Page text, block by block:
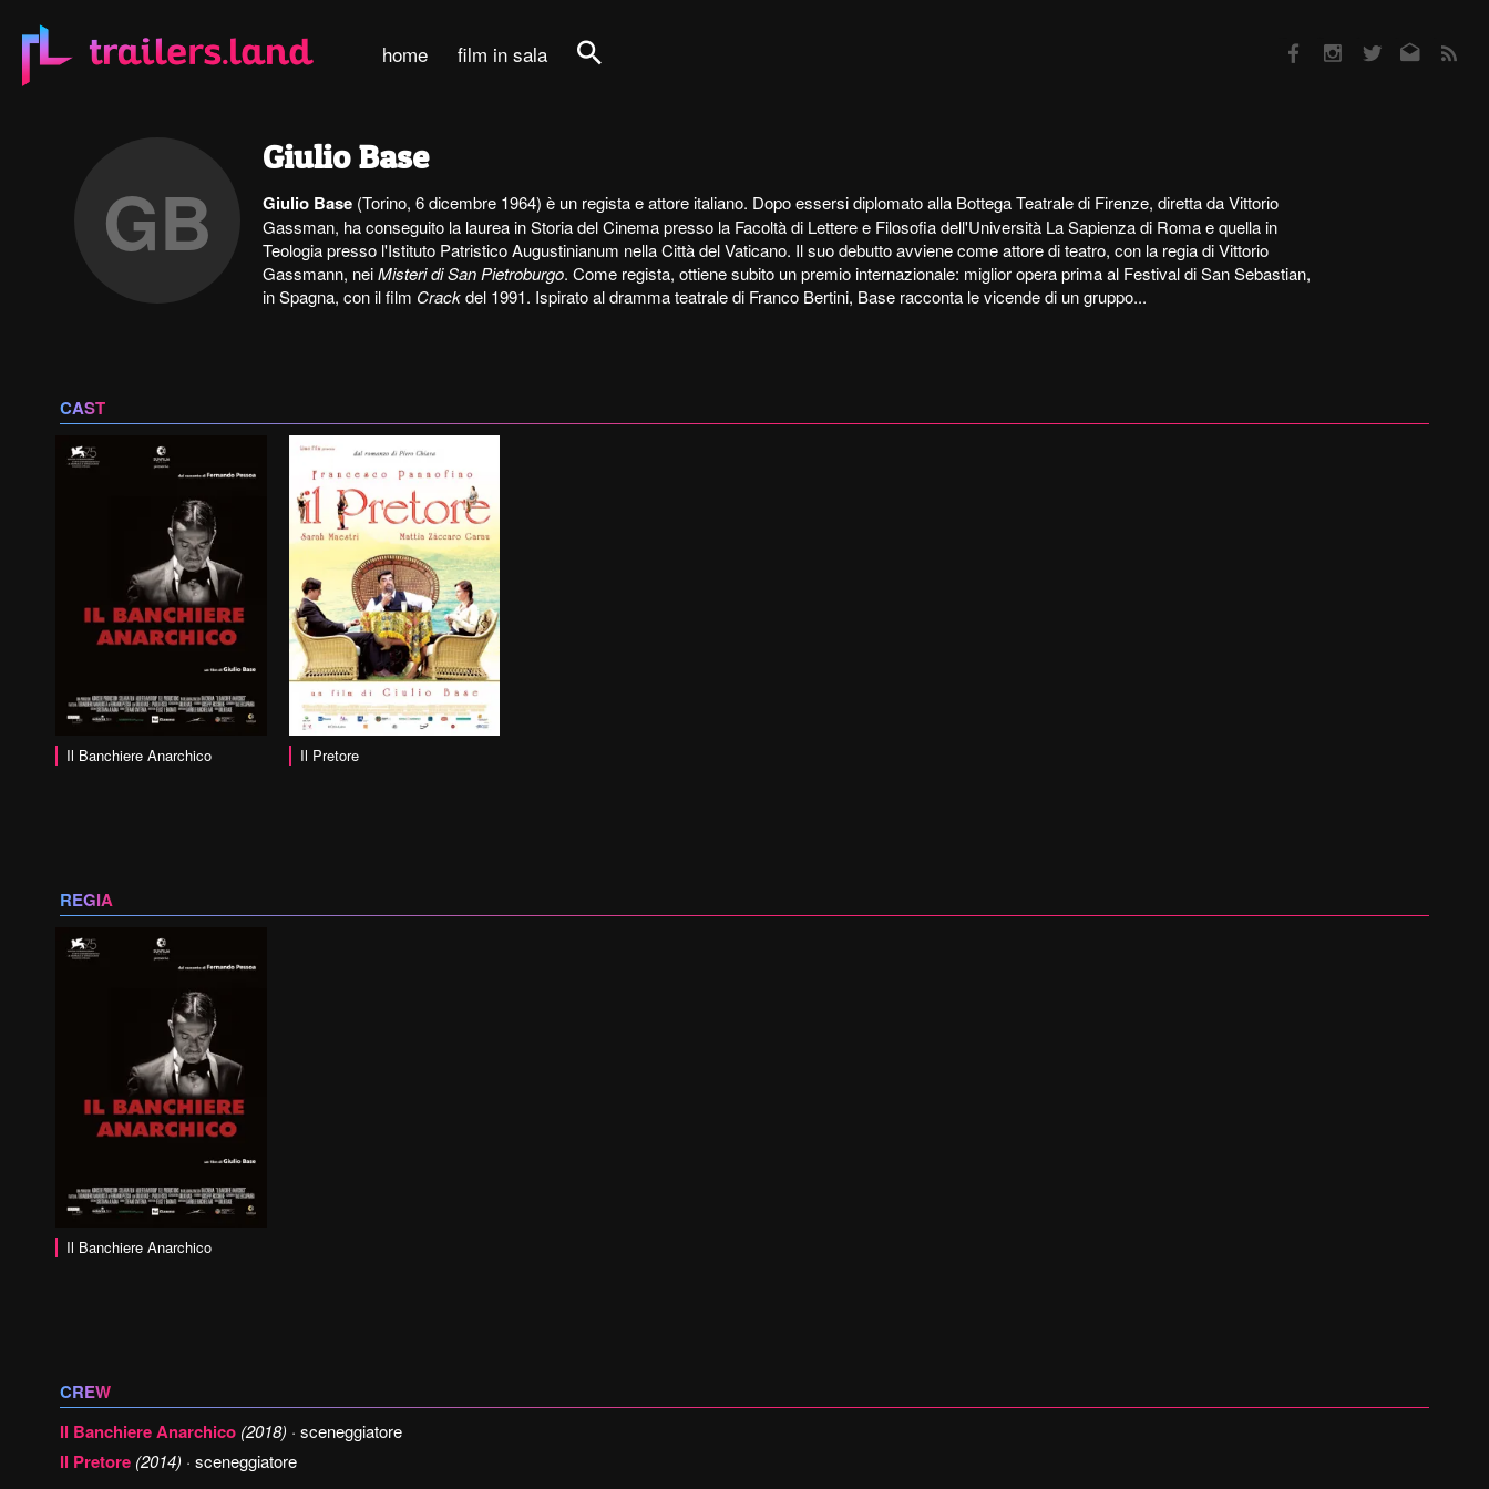
home film in sala
GB
Giulio Base
Giulio Base (Torino, 6 dicembre 1964) è un regista e attore italiano. Dopo essersi diplomato alla Bottega Teatrale di Firenze, diretta da Vittorio
Gassman, ha conseguito la laurea in Storia del Cinema presso la Facoltà di Lettere e Filosofia dell'Università La Sapienza di Roma e quella in
Teologia presso l'Istituto Patristico Augustinianum nella Città del Vaticano. Il suo debutto avviene come attore di teatro, con la regia di Vittorio
Gassmann, neiMisteri di San Pietroburgo. Come regista, ottiene subito un premio internazionale: miglior opera prima al Festival di San Sebastian,
in Spagna, con il film Crackdel 1991. Ispirato al dramma teatrale di Franco Bertini, Base racconta le vicende di un gruppo...
CAST
Il Banchiere Anarchico
vai alla scheda Il Pretore
REGIA
Il Banchiere Anarchico
CREW
Il Banchiere Anarchico (2018) · sceneggiatore
Il Pretore (2014) · sceneggiatore